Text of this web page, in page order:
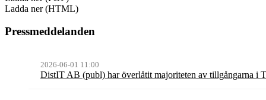
Ladda ner (HTML)
Pressmeddelanden
2026-06-01 11:00
DistIT AB (publ) har överlåtit majoriteten av tillgångarna i